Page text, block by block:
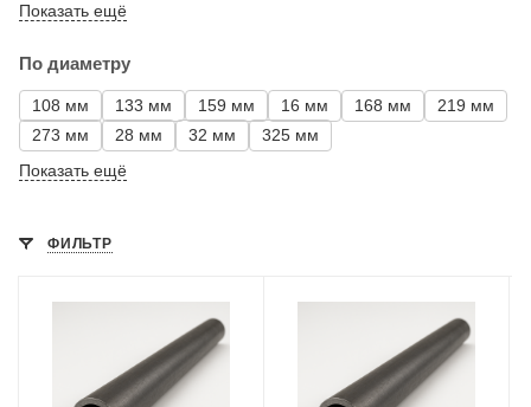
Показать ещё
По диаметру
108 мм 133 мм 159 мм 16 мм 168 мм
219 мм
273 мм
28 мм 32 мм
325 мм
Показать ещё
ФИЛЬТР